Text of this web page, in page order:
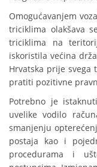
Omogućavanjem
triciklima olakšava
triciklima na
iskoristila većina
Hrvatska prije
pratiti pozitivne
Potrebno je
uvelike vodilo
smanjenju
postaja kao i
procedurama i